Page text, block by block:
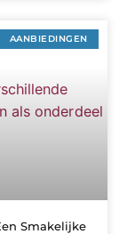
AANBIEDINGEN
Smakelijke